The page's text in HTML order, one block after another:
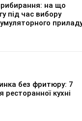
на що
під час вибору
без фритюру: 7
ресторанної кухні